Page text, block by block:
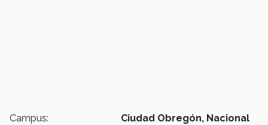
Campus: Ciudad Obregón, Nacional